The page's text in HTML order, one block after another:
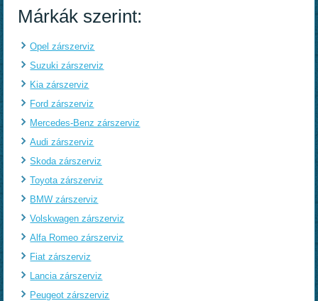
Márkák szerint:
Opel zárszerviz
Suzuki zárszerviz
Kia zárszerviz
Ford zárszerviz
Mercedes-Benz zárszerviz
Audi zárszerviz
Skoda zárszerviz
Toyota zárszerviz
BMW zárszerviz
Volskwagen zárszerviz
Alfa Romeo zárszerviz
Fiat zárszerviz
Lancia zárszerviz
Peugeot zárszerviz